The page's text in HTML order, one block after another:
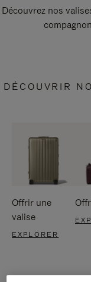
Découvrez nos
DÉCOUVRIR
Offrir une
valise
EXPLORER